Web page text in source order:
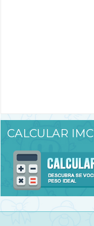
CALCULAR IMC